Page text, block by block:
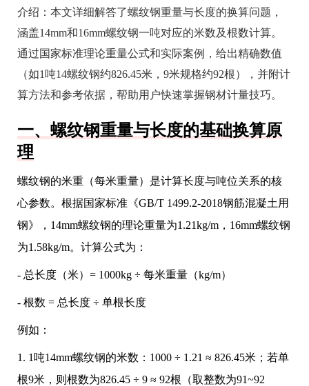
介绍： 本文详细解答了螺纹钢重量与长度的换算问题，
涵盖14mm和16mm螺纹钢一吨对应的米数及根数计算。
通过国家标准理论重量公式和实际案例，给出精确数值
（如1吨14螺纹钢约826.45米，9米规格约92根），并附计
算方法和参考依据，帮助用户快速掌握钢材计量技巧。
一、螺纹钢重量与长度的基础换算原
理
螺纹钢的米重（每米重量）是计算长度与吨位关系的核
心参数。根据国家标准《GB/T 1499.2-2018钢筋混凝土用
钢》，14mm螺纹钢的理论重量为1.21kg/m，16mm螺纹钢
为1.58kg/m。计算公式为：
- 总长度（米）= 1000kg ÷ 每米重量（kg/m）
- 根数 = 总长度 ÷ 单根长度
例如：
1. 1吨14mm螺纹钢的米数：1000 ÷ 1.21 ≈ 826.45米；若单
根9米，则根数为826.45 ÷ 9 ≈ 92根（取整数为91~92